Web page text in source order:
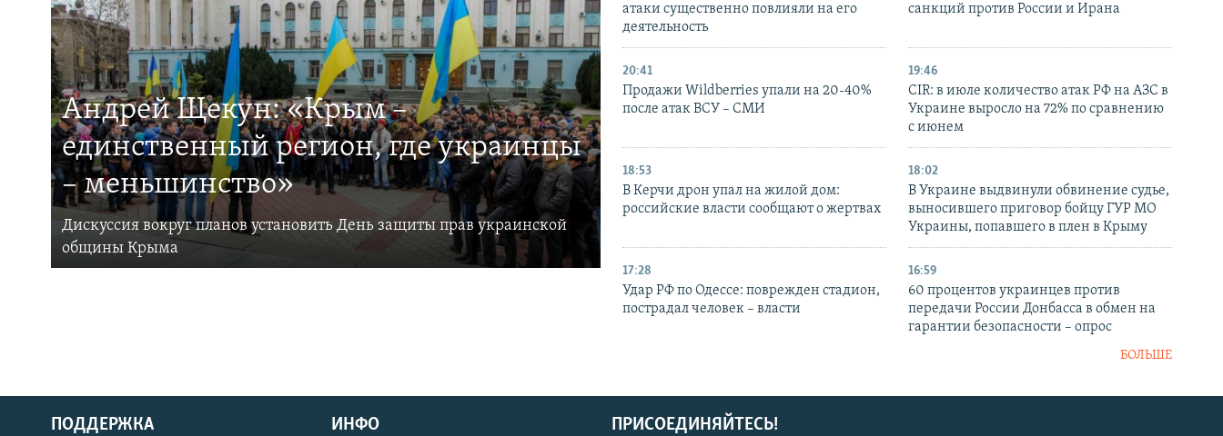
Андрей Щекун: «Крым –
единственный регион, где украинцы
– меньшинство»
Дискуссия вокруг планов установить День защиты прав украинской
общины Крыма
атаки существенно повлияли на его
деятельность
санкций против России и Ирана
20:41
Продажи Wildberries упали на 20-40%
после атак ВСУ – СМИ
19:46
CIR: в июле количество атак РФ на АЗС в
Украине выросло на 72% по сравнению
с июнем
18:53
В Керчи дрон упал на жилой дом:
российские власти сообщают о жертвах
18:02
В Украине выдвинули обвинение судье,
выносившего приговор бойцу ГУР МО
Украины, попавшего в плен в Крыму
17:28
Удар РФ по Одессе: поврежден стадион,
пострадал человек – власти
16:59
60 процентов украинцев против
передачи России Донбасса в обмен на
гарантии безопасности – опрос
БОЛЬШЕ
ПРИСОЕДИНЯЙТЕСЬ!
ПОДДЕРЖКА ИНФО